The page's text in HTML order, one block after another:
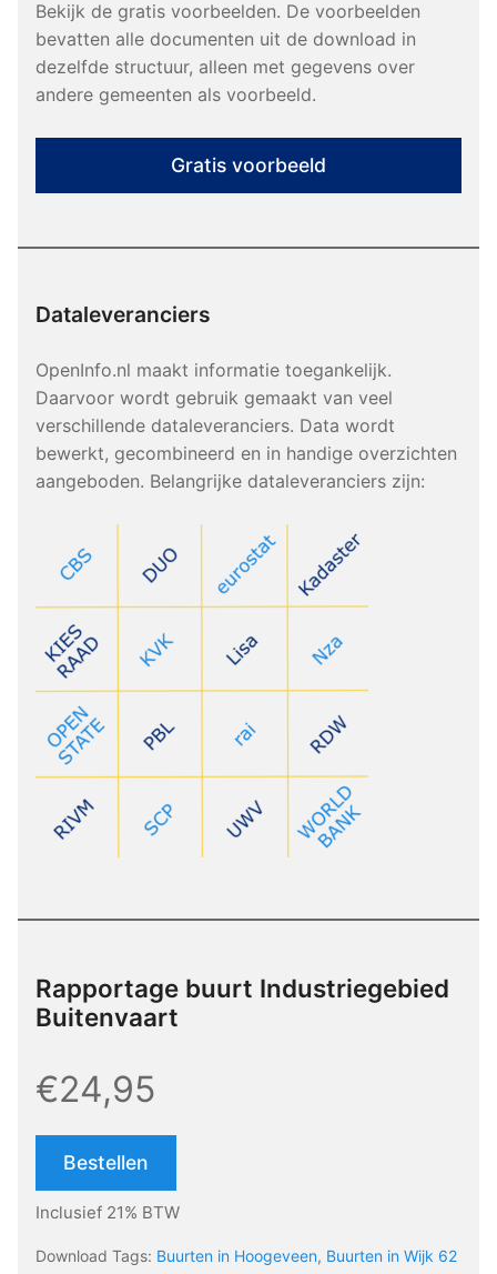
Bekijk de gratis voorbeelden. De voorbeelden
bevatten alle documenten uit de download in
dezelfde structuur, alleen met gegevens over
andere gemeenten als voorbeeld.
Gratis voorbeeld
Dataleveranciers
OpenInfo.nl maakt informatie toegankelijk.
Daarvoor wordt gebruik gemaakt van veel
verschillende dataleveranciers. Data wordt
bewerkt, gecombineerd en in handige overzichten
aangeboden. Belangrijke dataleveranciers zijn:
Rapportage buurt Industriegebied
Buitenvaart
€24,95
Bestellen
Inclusief 21% BTW
Download Tags: Buurten in Hoogeveen, Buurten in Wijk 62